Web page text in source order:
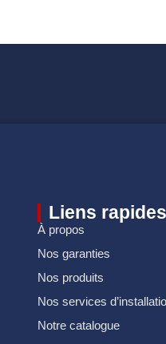
Liens rapides
À propos
Nos garanties
Nos produits
Nos services
Notre catalogue